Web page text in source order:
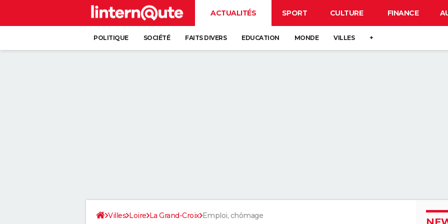
ACTUALITÉS SPORT CULTURE FINANCE
POLITIQUE SOCIÉTÉ FAITS DIVERS EDUCATION MONDE VILLES +
Villes Loire La Grand-Croix Emploi, chômage